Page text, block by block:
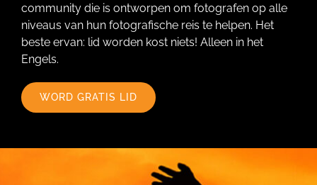
community die is ontworpen om fotografen op alle
niveaus van hun fotografische reis te helpen. Het
beste ervan: lid worden kost niets! Alleen in het
Engels.
WORD GRATIS LID